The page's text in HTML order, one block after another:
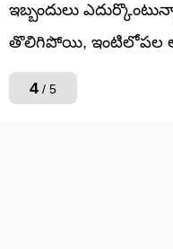
ఇబ్బందులు
తొలిగిపోయి, ఇంటిలోపల
4 / 5